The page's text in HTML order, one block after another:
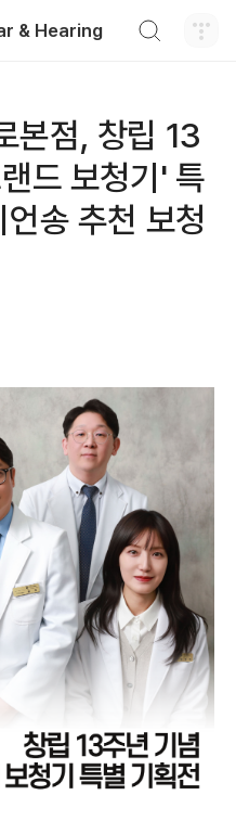
& Hearing
본점, 창립 13
드 보청기' 특
송 추천 보청